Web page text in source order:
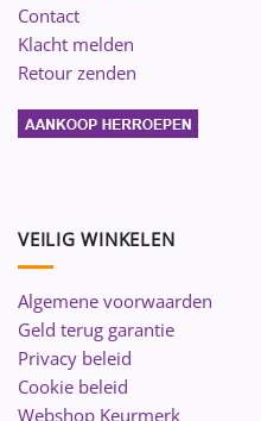
Contact
Klacht melden
Retour zenden
VEILIG WINKELEN
Algemene voorwaarden
Geld terug garantie
Privacy beleid
Cookie beleid
Webshop Keurmerk